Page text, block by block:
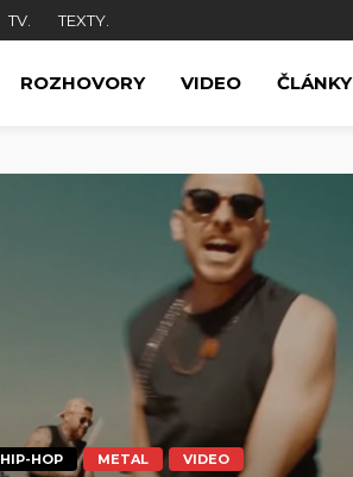
TV. TEXTY.
ROZHOVORY VIDEO ČLÁNKY
HIP-HOP METAL VIDEO